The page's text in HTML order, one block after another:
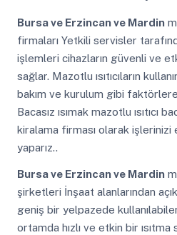
Bursa ve Erzincan ve Mardin
firmaları Yetkili servisler
işlemleri cihazların güvenli ve
sağlar. Mazotlu ısıtıcıların
bakım ve kurulum gibi
Bacasız ısımak mazotlu ısıtıcı
kiralama firması olarak işlerinizi
yaparız..
Bursa ve Erzincan ve Mardin
şirketleri İnşaat alanlarından
geniş bir yelpazede
ortamda hızlı ve etkin bir ısıtma